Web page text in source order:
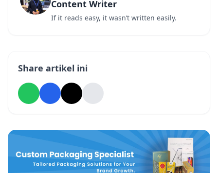
Content Writer
If it reads easy, it wasn’t written easily.
Share artikel ini